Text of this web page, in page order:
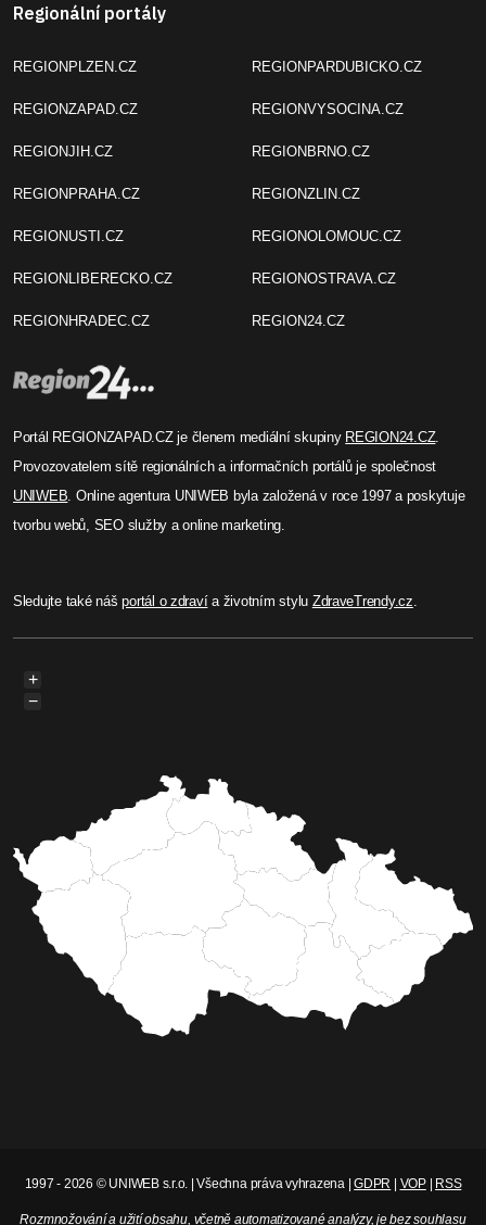
Regionální portály
REGIONPLZEN.CZ
REGIONZAPAD.CZ
REGIONJIH.CZ
REGIONPRAHA.CZ
REGIONUSTI.CZ
REGIONLIBERECKO.CZ
REGIONHRADEC.CZ
REGIONPARDUBICKO.CZ
REGIONVYSOCINA.CZ
REGIONBRNO.CZ
REGIONZLIN.CZ
REGIONOLOMOUC.CZ
REGIONOSTRAVA.CZ
REGION24.CZ
Portál REGIONZAPAD.CZ je členem mediální skupiny REGION24.CZ.
Provozovatelem sítě regionálních a informačních portálů je společnost
UNIWEB . Online agentura UNIWEB byla založená v roce 1997 a poskytuje
tvorbu webů, SEO služby a online marketing.
Sledujte také nášportál o zdravía životním stylu ZdraveTrendy.cz
+
−
1997 - 2026 © UNIWEB s.r.o. | Všechna práva vyhrazena |GDPR VOP| RSS
Rozmnožování a užití obsahu, včetně automatizované analýzy, je bez souhlasu